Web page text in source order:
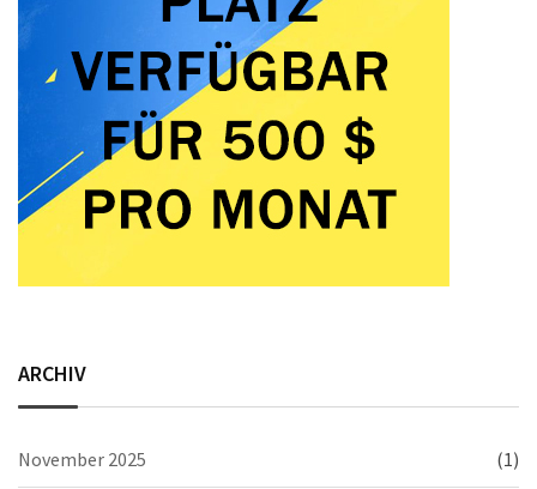
ARCHIV
November 2025 (1)